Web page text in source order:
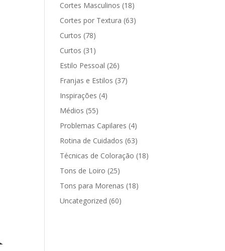
Cortes Masculinos (18)
Cortes por Textura (63)
Curtos (78)
Curtos (31)
Estilo Pessoal (26)
Franjas e Estilos (37)
Inspirações (4)
Médios (55)
Problemas Capilares (4)
Rotina de Cuidados (63)
Técnicas de Coloração (18)
Tons de Loiro (25)
Tons para Morenas (18)
Uncategorized (60)